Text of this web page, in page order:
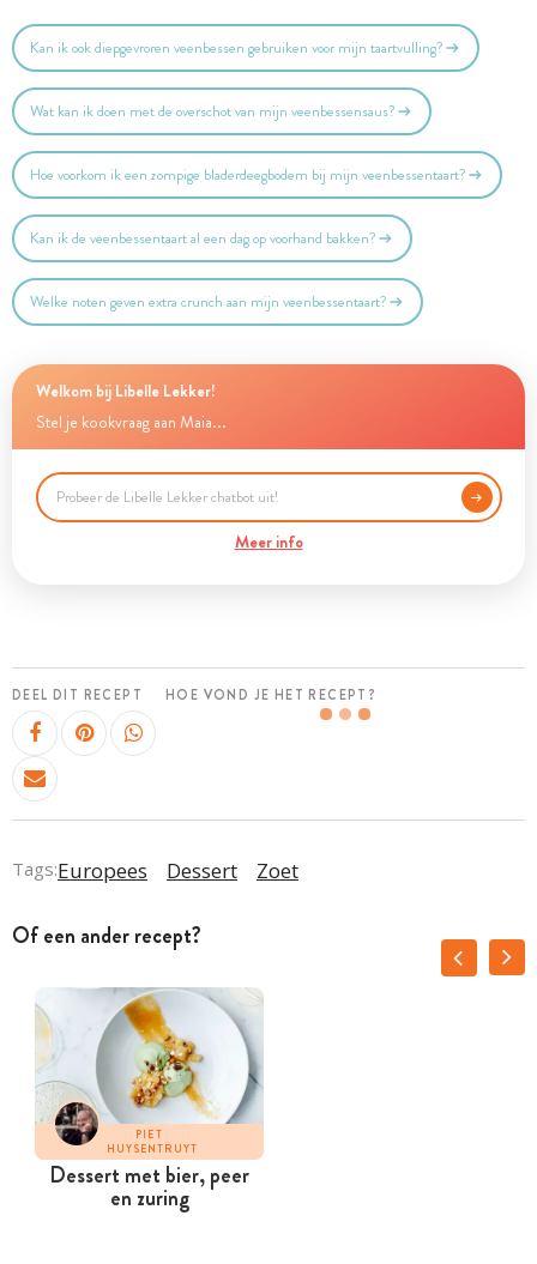
Kan ik ook diepgevroren veenbessen gebruiken voor mijn taartvulling?
Wat kan ik doen met de overschot van mijn veenbessensaus?
Hoe voorkom ik een zompige bladerdeegbodem bij mijn veenbessentaart?
Kan ik de veenbessentaart al een dag op voorhand bakken?
Welke noten geven extra crunch aan mijn veenbessentaart?
Welkom bij Libelle Lekker!
Stel je kookvraag aan Maia...
Meer info
DEEL DIT RECEPT HOE VOND JE HET RECEPT?
Tags:Europees Dessert Zoet
Of een ander recept?
PIET
HUYSENTRUYT
Dessert met bier, peer
en zuring